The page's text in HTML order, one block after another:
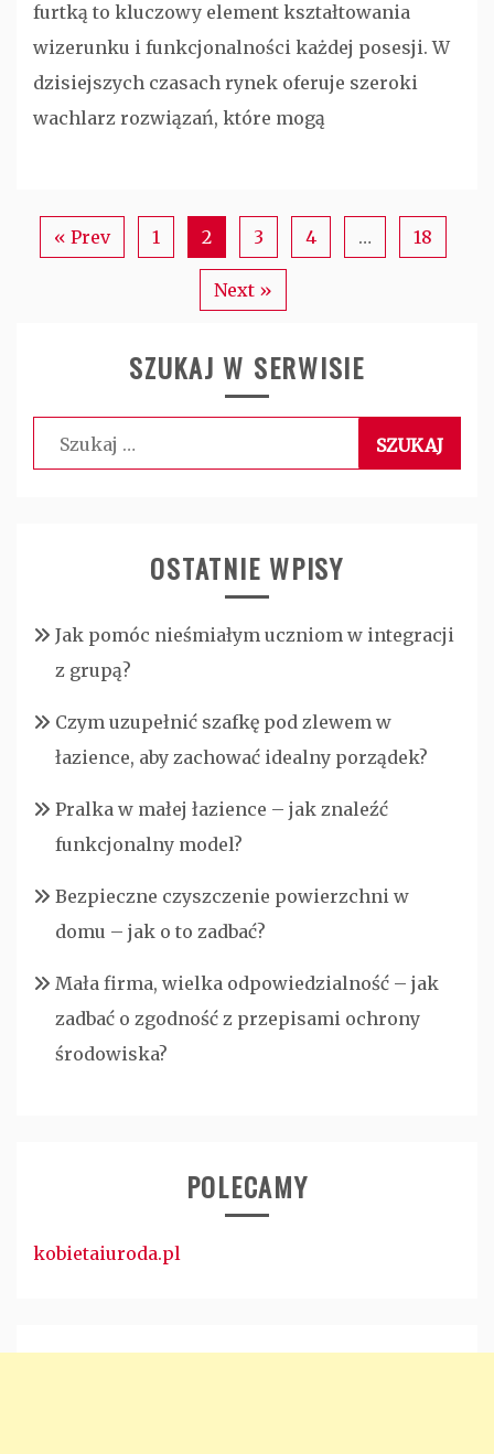
furtką to kluczowy element kształtowania
wizerunku i funkcjonalności każdej posesji. W
dzisiejszych czasach rynek oferuje szeroki
wachlarz rozwiązań, które mogą
« Prev 1 2 3 4 … 18
Next »
SZUKAJ W SERWISIE
Szukaj:
OSTATNIE WPISY
Jak pomóc nieśmiałym uczniom w integracji
z grupą?
Czym uzupełnić szafkę pod zlewem w
łazience, aby zachować idealny porządek?
Pralka w małej łazience – jak znaleźć
funkcjonalny model?
Bezpieczne czyszczenie powierzchni w
domu – jak o to zadbać?
Mała firma, wielka odpowiedzialność – jak
zadbać o zgodność z przepisami ochrony
środowiska?
POLECAMY
kobietaiuroda.pl